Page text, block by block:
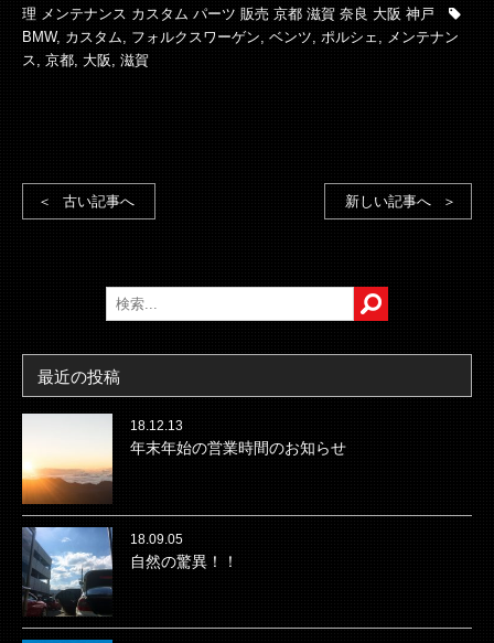
理 メンテナンス カスタム パーツ 販売 京都 滋賀 奈良 大阪 神戸
BMW, カスタム, フォルクスワーゲン, ベンツ, ポルシェ, メンテナン
ス, 京都, 大阪 , 滋賀
古い記事へ 新しい記事へ
最近の投稿
18.12.13
年末年始の営業時間のお知らせ
18.09.05
自然の驚異！！